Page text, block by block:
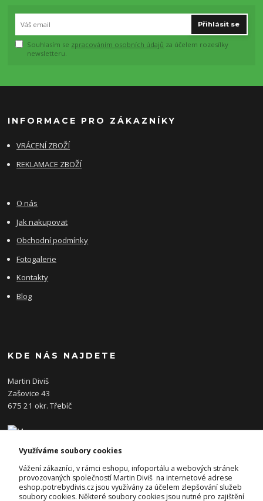
Přihlásit se
Souhlasím se zpracováním osobních údajů za účelem rozesílky
newsletteru.
INFORMACE PRO ZÁKAZNÍKY
VRÁCENÍ ZBOŽÍ
REKLAMACE ZBOŽÍ
O nás
Jak nakupovat
Obchodní podmínky
Fotogalerie
Kontakty
Blog
KDE NÁS NAJDETE
Martin Diviš
Zašovice 43
675 21 okr. Třebíč
KONTAKTY
Josef Diviš
Využíváme soubory cookies
Vážení zákazníci, v rámci eshopu, infoportálu a webových stránek
provozovaných společností Martin Diviš na internetové adrese
eshop.potrebydivis.cz jsou využívány za účelem zlepšování služeb
soubory cookies. Některé soubory cookies jsou nutné pro zajištění